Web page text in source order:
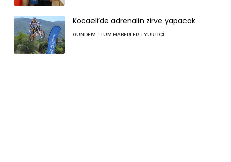
Kocaeli’de adrenalin zirve yapacak
GÜNDEM TÜM HABERLER YURTIÇI